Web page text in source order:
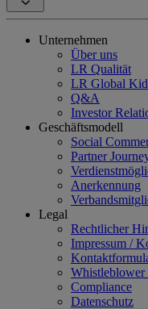
Unternehmen
Über uns
LR Qualität
LR Global
Q&A
Investor
Geschäftsmodell
Social
Partner
Anerkennung
Legal
Rechtlicher
Impressum /
Whistleblower
Compliance
Datenschutz